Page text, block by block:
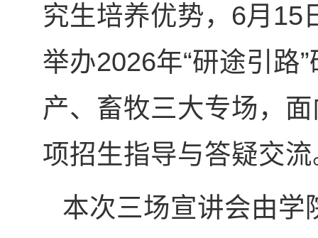
究生培养优势，6月15
举办2026年“研途引路
产、畜牧三大专场，
项招生指导与答疑交
本次三场宣讲会由学